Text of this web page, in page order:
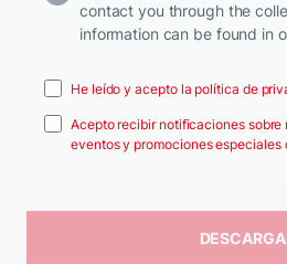
contact you through the
information can be found in
He leído y acepto la política de
Acepto recibir notificaciones sobre
eventos y promociones especiales